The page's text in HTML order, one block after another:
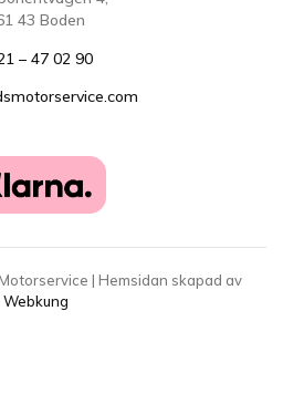
43 Boden
– 47 02 90
| Hemsidan skapad av
Webkung